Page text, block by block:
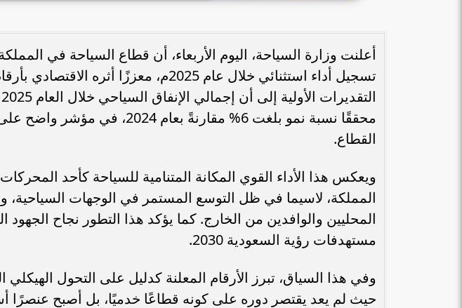
أعلنت وزارة السياحة، اليوم الأربعاء، أن قطاع السياحة في
تسجيل أداء استثنائي خلال عام 2025م، معززًا
محققًا نسبة نمو بلغت 6% مقارنةً
القطاع.
ويعكس هذا الأداء القوي المكانة المتنامية للسياحة كأحد
المملكة، لاسيما في ظل التوسع المستمر في الوجهات السياحية،
المحليين والوافدين من الخارج. كما يؤكد هذا التطور نجاح
مستهدفات رؤية السعودية 2030.
وفي هذا السياق، تبرز الأرقام المعلنة كدليل على التحول
حيث لم يعد يقتصر دوره على كونه قطاعًا خدميًا، بل أصبح عنصرًا